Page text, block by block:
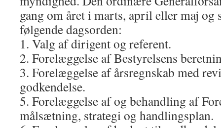
gang om året i marts, april eller maj og
følgende dagsorden:
1. Valg af dirigent og referent.
2. Forelæggelse af Bestyrelsens
3. Forelæggelse af årsregnskab med
godkendelse.
5. Forelæggelse af og behandling af
målsætning, strategi og handlingsplan.